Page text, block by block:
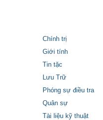
Chính trị
Giới tính
Tin tặc
Lưu Trữ
Phóng sự điều tra
Quân sự
Tài liệu kỹ thuật